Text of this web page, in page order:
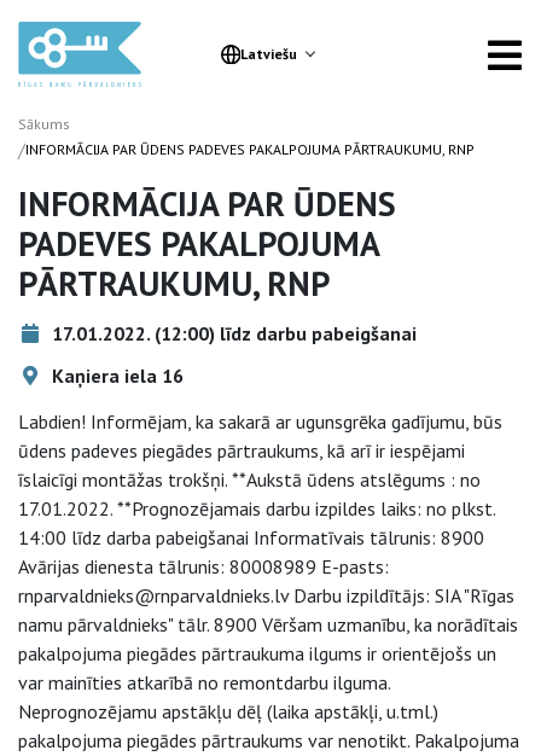
Latviešu
Sākums
/INFORMĀCIJA PAR ŪDENS PADEVES PAKALPOJUMA PĀRTRAUKUMU, RNP
INFORMĀCIJA PAR ŪDENS
PADEVES PAKALPOJUMA
PĀRTRAUKUMU, RNP
17.01.2022. (12:00) līdz darbu pabeigšanai
Kaņiera iela 16
Labdien! Informējam, ka sakarā ar ugunsgrēka gadījumu, būs
ūdens padeves piegādes pārtraukums, kā arī ir iespējami
īslaicīgi montāžas trokšņi. **Aukstā ūdens atslēgums : no
17.01.2022. **Prognozējamais darbu izpildes laiks: no plkst.
14:00 līdz darba pabeigšanai Informatīvais tālrunis: 8900
Avārijas dienesta tālrunis: 80008989 E-pasts:
rnparvaldnieks@rnparvaldnieks.lv Darbu izpildītājs: SIA "Rīgas
namu pārvaldnieks" tālr. 8900 Vēršam uzmanību, ka norādītais
pakalpojuma piegādes pārtraukuma ilgums ir orientējošs un
var mainīties atkarībā no remontdarbu ilguma.
Neprognozējamu apstākļu dēļ (laika apstākļi, u.tml.)
pakalpojuma piegādes pārtraukums var nenotikt. Pakalpojuma